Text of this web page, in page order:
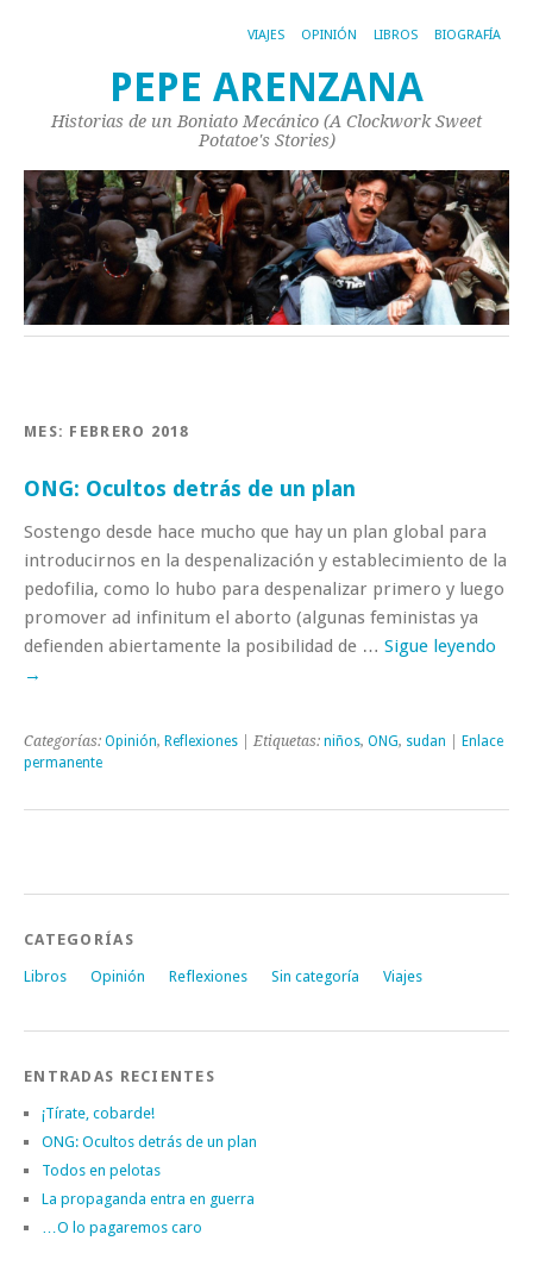
VIAJES OPINIÓN LIBROS BIOGRAFÍA
PEPE ARENZANA
Historias de un Boniato Mecánico (A Clockwork Sweet
Potatoe's Stories)
MES: FEBRERO 2018
ONG: Ocultos detrás de un plan
Sostengo desde hace mucho que hay un plan global para
introducirnos en la despenalización y establecimiento de la
pedofilia, como lo hubo para despenalizar primero y luego
promover ad infinitum el aborto (algunas feministas ya
defienden abiertamente la posibilidad de … Sigue leyendo
→
Categorías: Opinión, Reflexiones | Etiquetas: niños, ONG, sudan
Enlace
permanente
CATEGORÍAS
Libros Opinión Reflexiones Sin categoría Viajes
ENTRADAS RECIENTES
¡Tírate, cobarde!
ONG: Ocultos detrás de un plan
Todos en pelotas
La propaganda entra en guerra
…O lo pagaremos caro